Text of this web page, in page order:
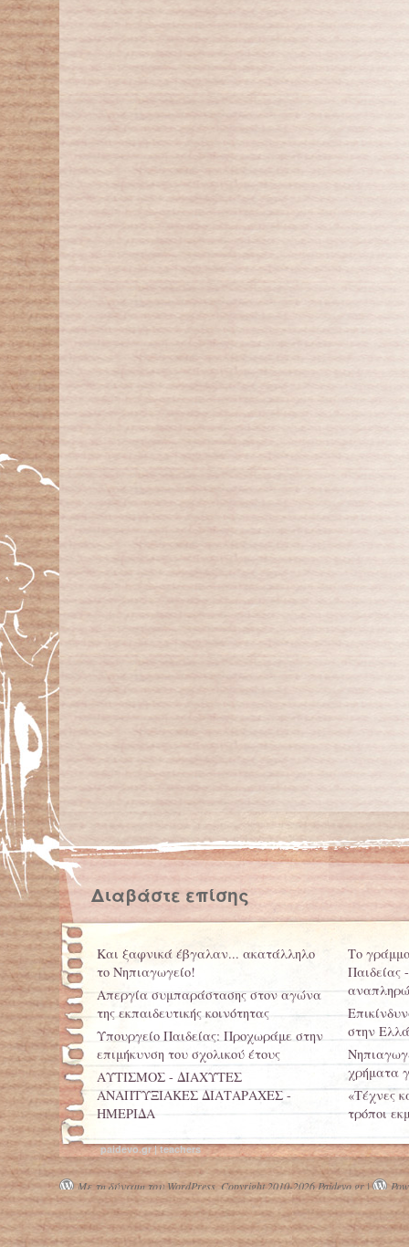
Διαβάστε επίσης
Και ξαφνικά έβγαλαν... ακατάλληλο
το Νηπιαγωγείο!
Απεργία συμπαράστασης στον αγώνα
της εκπαιδευτικής κοινότητας
Υπουργείο Παιδείας: Προχωράμε στην
επιμήκυνση του σχολικού έτους
ΑΥΤΙΣΜΟΣ - ΔΙΑΧΥΤΕΣ
ΑΝΑΠΤΥΞΙΑΚΕΣ ΔΙΑΤΑΡΑΧΕΣ -
ΗΜΕΡΙΔΑ
Κινητά τέλος στα σχολεία
Το
Παιδείας
στην
χρήματα
«Τέχνες
τρόποι
paidevo.gr | teachers
Με τη δύναμη του WordPress. Copyright 2010-2026 Paidevo.gr |